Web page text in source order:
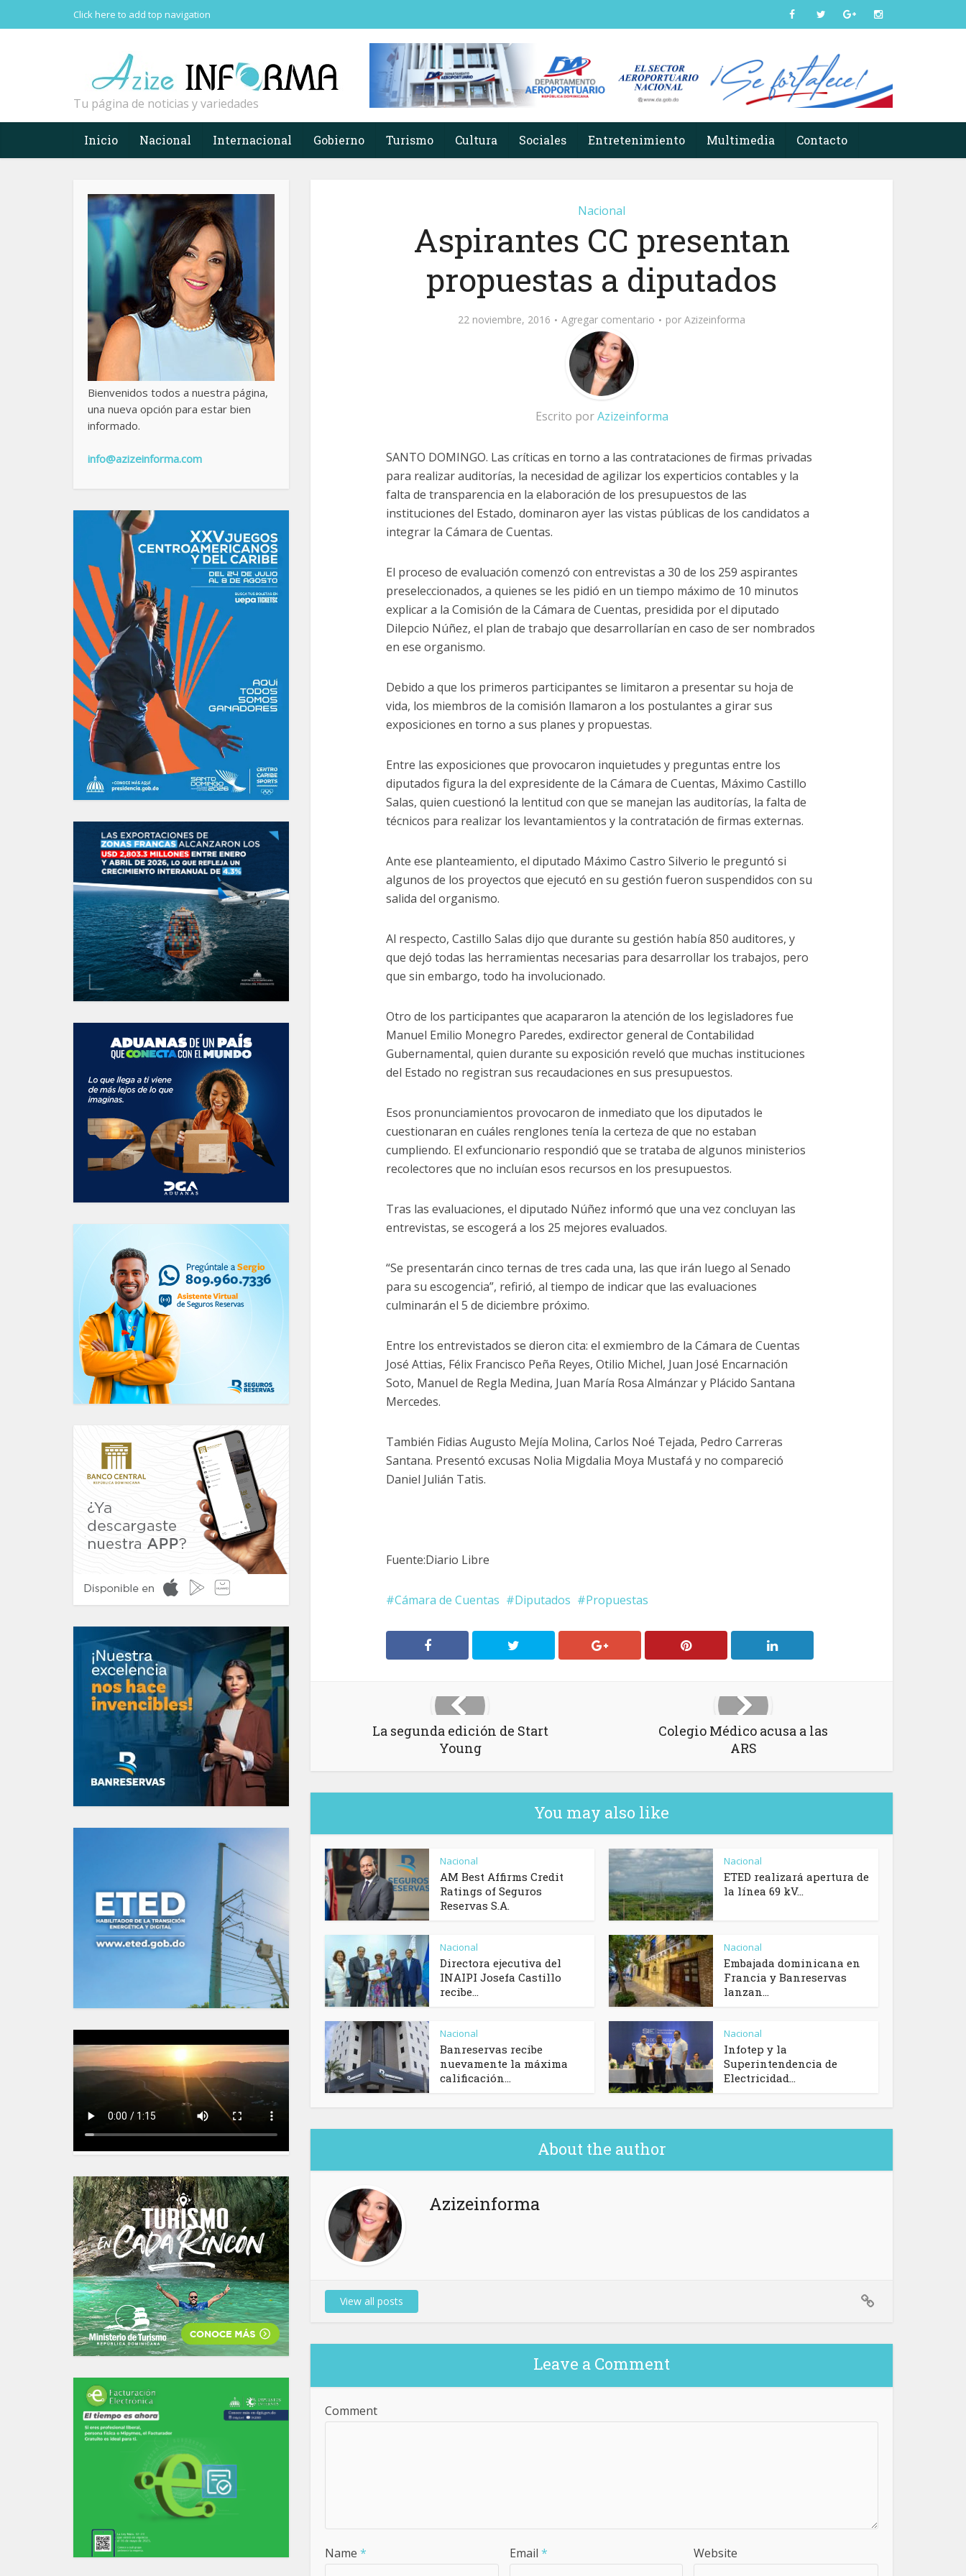
Click here to add top navigation
Tu página de noticias y variedades
Inicio Nacional Internacional Gobierno Turismo Cultura Sociales Entretenimiento Multimedia Contacto
Bienvenidos todos a nuestra página,
una nueva opción para estar bien
informado.
info@azizeinforma.com
Nacional
Aspirantes CC presentan
propuestas a diputados
22 noviembre, 2016 Agregar comentario por Azizeinforma
Escrito porAzizeinforma
SANTO DOMINGO. Las críticas en torno a las contrataciones de firmas privadas
para realizar auditorías, la necesidad de agilizar los experticios contables y la
falta de transparencia en la elaboración de los presupuestos de las
instituciones del Estado, dominaron ayer las vistas públicas de los candidatos a
integrar la Cámara de Cuentas.
El proceso de evaluación comenzó con entrevistas a 30 de los 259 aspirantes
preseleccionados, a quienes se les pidió en un tiempo máximo de 10 minutos
explicar a la Comisión de la Cámara de Cuentas, presidida por el diputado
Dilepcio Núñez, el plan de trabajo que desarrollarían en caso de ser nombrados
en ese organismo.
Debido a que los primeros participantes se limitaron a presentar su hoja de
vida, los miembros de la comisión llamaron a los postulantes a girar sus
exposiciones en torno a sus planes y propuestas.
Entre las exposiciones que provocaron inquietudes y preguntas entre los
diputados figura la del expresidente de la Cámara de Cuentas, Máximo Castillo
Salas, quien cuestionó la lentitud con que se manejan las auditorías, la falta de
técnicos para realizar los levantamientos y la contratación de firmas externas.
Ante ese planteamiento, el diputado Máximo Castro Silverio le preguntó si
algunos de los proyectos que ejecutó en su gestión fueron suspendidos con su
salida del organismo.
Al respecto, Castillo Salas dijo que durante su gestión había 850 auditores, y
que dejó todas las herramientas necesarias para desarrollar los trabajos, pero
que sin embargo, todo ha involucionado.
Otro de los participantes que acapararon la atención de los legisladores fue
Manuel Emilio Monegro Paredes, exdirector general de Contabilidad
Gubernamental, quien durante su exposición reveló que muchas instituciones
del Estado no registran sus recaudaciones en sus presupuestos.
Esos pronunciamientos provocaron de inmediato que los diputados le
cuestionaran en cuáles renglones tenía la certeza de que no estaban
cumpliendo. El exfuncionario respondió que se trataba de algunos ministerios
recolectores que no incluían esos recursos en los presupuestos.
Tras las evaluaciones, el diputado Núñez informó que una vez concluyan las
entrevistas, se escogerá a los 25 mejores evaluados.
“Se presentarán cinco ternas de tres cada una, las que irán luego al Senado
para su escogencia”, refirió, al tiempo de indicar que las evaluaciones
culminarán el 5 de diciembre próximo.
Entre los entrevistados se dieron cita: el exmiembro de la Cámara de Cuentas
José Attias, Félix Francisco Peña Reyes, Otilio Michel, Juan José Encarnación
Soto, Manuel de Regla Medina, Juan María Rosa Almánzar y Plácido Santana
Mercedes.
También Fidias Augusto Mejía Molina, Carlos Noé Tejada, Pedro Carreras
Santana. Presentó excusas Nolia Migdalia Moya Mustafá y no compareció
Daniel Julián Tatis.
Fuente:Diario Libre
Cámara de Cuentas Diputados Propuestas
La segunda edición de Start
Young
Colegio Médico acusa a las
ARS
You may also like
Nacional
AM Best Affirms Credit
Ratings of Seguros
Reservas S.A.
Nacional
ETED realizará apertura de
la línea 69 kV...
Nacional
Directora ejecutiva del
INAIPI Josefa Castillo
recibe...
Nacional
Embajada dominicana en
Francia y Banreservas
lanzan...
Nacional
Banreservas recibe
nuevamente la máxima
calificación...
Nacional
Infotep y la
Superintendencia de
Electricidad...
About the author
Azizeinforma
View all posts
Leave a Comment
Comment
Name * Email * Website